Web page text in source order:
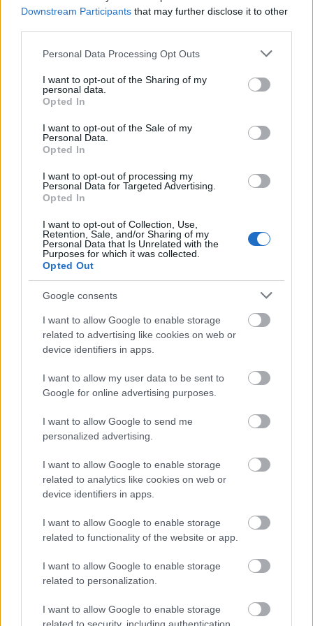
Downstream Participants that may further disclose it to other
Please note that this website/app uses one or more Google
not limited to your visit or usage behaviour. You may click to
grant or deny consent to Google and its third-party tags to
use your data for below specified purposes in below Google
consent section.
Personal Data Processing Opt Outs
I want to opt-out of the Sharing of my
personal data.
Opted In
I want to opt-out of the Sale of my
Personal Data.
Opted In
I want to opt-out of processing my
Personal Data for Targeted Advertising.
Opted In
I want to opt-out of Collection, Use,
Retention, Sale, and/or Sharing of my
Personal Data that Is Unrelated with the
Purposes for which it was collected.
Opted Out
Google consents
I want to allow Google to enable storage
related to advertising like cookies on web or
device identifiers in apps.
I want to allow my user data to be sent to
Google for online advertising purposes.
I want to allow Google to send me
personalized advertising.
I want to allow Google to enable storage
related to analytics like cookies on web or
device identifiers in apps.
I want to allow Google to enable storage
related to functionality of the website or app.
I want to allow Google to enable storage
related to personalization.
I want to allow Google to enable storage
később minimum napjainkban ér véget, bár az
aktuálisan a Red Stars For Ever Kft. telephelyén Ufó
nem aktuális. Mindenesetre a hét jelenet időben és
térben is eltérő helyeken zajlik és csinos csasztuskák
díszítik. A zenés daraboknak a rendezők ilyenkor
különösen örülnek, mert a kivitelezésük a rövid időre
viszont igen hálás értük. Az előadást Csiszár Imre
rendezi.
Egressy ZoltánIDESTOVA HATVAN című
drámájának mókásságát a párhuzamos idősíkok
feltaláló egy nap dermedten jön rá, hogy felesége
valószínűleg megcsalta 1952-ben Rákosi Mátyás
születésnapján. Természetesen visszautazik az
időben a szörnyű bizonyosságért, de ezzel a jelent is
Leonyid űrszoda lezuhanásának helyszínét egyre
inkább Magyarországként azonosítja. Legutóbb Lars
von Trier Melankóliájában világított ily
vésznarancsban az égbolt, de ott nem nevethetnénk,
cigarettát Pál! Az rákosít!Marton László és csapata áll
neki ennek a kihívásnak.
ValószínűlegSzabó T. Annaírása a KÉZIVEZÉRLÉS
állítja a legkomolyabb kihívás elé az
olvasóközönséget. A darab központi alakja a
Porondmester, aki megszemélyesíti mindazt amit
magunkban kb. a népi ülnökökről gondolunk az
igazságszolgáltatás kapcsán. A mű hat jelenetében a
szereplők rondó szerűen keringenek a centrumba
helyezett figura körül, aki legvégül a darabbeli
rendezőtől is elragadja a rendezés lehetőségét (a
békéscsabai sztahanovista brigád ünnepi
felajánlásán). Valószínűleg a legtöbb
ez a dráma kívánja meg. Elsőre átfutva a darab